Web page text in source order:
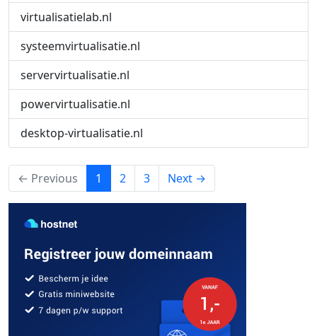
virtualisatielab.nl
systeemvirtualisatie.nl
servervirtualisatie.nl
powervirtualisatie.nl
desktop-virtualisatie.nl
← Previous 1 (current)
2 3 Next →